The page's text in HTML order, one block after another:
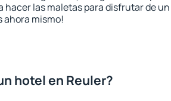
hacer las maletas para disfrutar de un
ahora mismo!
hotel en Reuler?